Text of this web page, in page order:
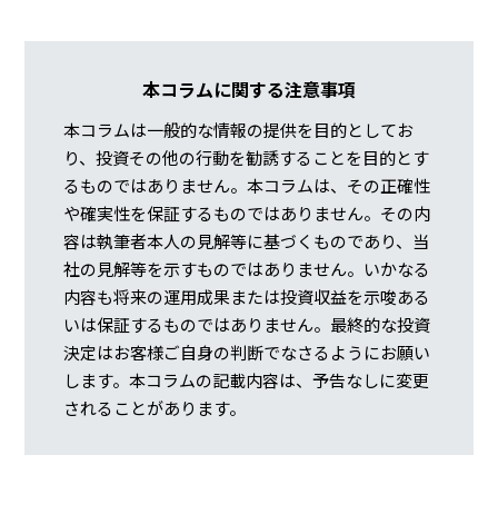
本コラムに関する注意事項
本コラムは一般的な情報の提供を目的としてお
り、投資その他の行動を勧誘することを目的とす
るものではありません。本コラムは、その正確性
や確実性を保証するものではありません。その内
容は執筆者本人の見解等に基づくものであり、当
社の見解等を示すものではありません。いかなる
内容も将来の運用成果または投資収益を示唆ある
いは保証するものではありません。最終的な投資
決定はお客様ご自身の判断でなさるようにお願い
します。本コラムの記載内容は、予告なしに変更
されることがあります。